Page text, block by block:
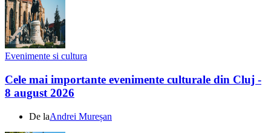
Evenimente si cultura
Cele mai importante evenimente culturale din Cluj -
8 august 2026
De laAndrei Mureșan